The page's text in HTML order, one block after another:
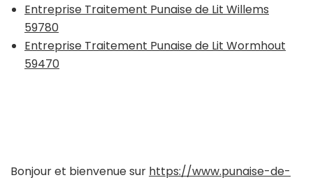
Entreprise Traitement Punaise de Lit Willems
59780
Entreprise Traitement Punaise de Lit Wormhout
59470
Bonjour et bienvenue sur https://www.punaise-de-